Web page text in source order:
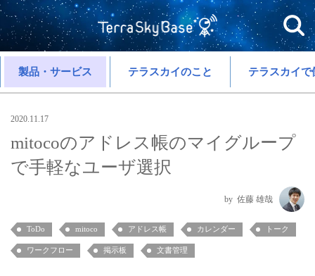
製品・サービス テラスカイのこと テラスカイで
2020.11.17
mitocoのアドレス帳のマイグループ
で手軽なユーザ選択
佐藤 雄哉
ToDo mitoco アドレス帳 カレンダー トーク
ワークフロー 掲示板 文書管理